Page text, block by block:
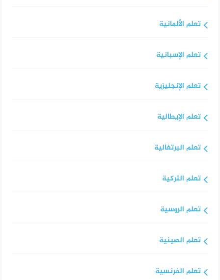
تعلم الألمانية
تعلم الإسبانية
تعلم الإنجليزية
تعلم الإيطالية
تعلم البرتغالية
تعلم التركية
تعلم الروسية
تعلم الصينية
تعلم الفرنسية